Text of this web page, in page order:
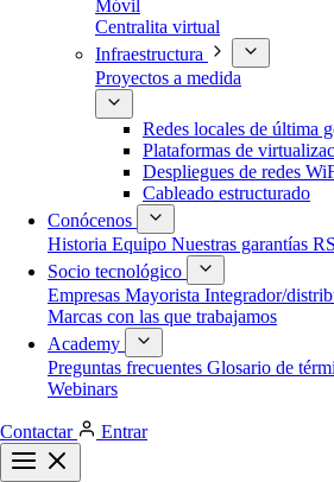
Móvil
Centralita virtual
Infraestructura
Proyectos a medida
Redes locales de última
Plataformas de
Despliegues de redes
Cableado estructurado
Conócenos
Historia Equipo Nuestras garantías
Socio tecnológico
Empresas Mayorista Integrador/
Marcas con las que trabajamos
Academy
Preguntas frecuentes Glosario de
Webinars
Contactar Entrar